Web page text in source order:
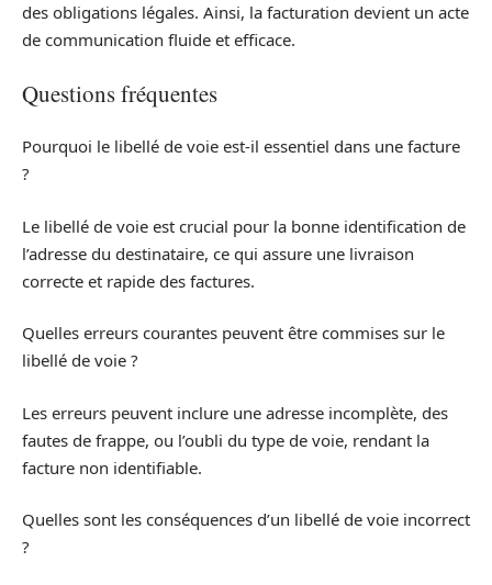
des obligations légales. Ainsi, la facturation devient un acte
de communication fluide et efficace.
Questions fréquentes
Pourquoi le libellé de voie est-il essentiel dans une facture
?
Le libellé de voie est crucial pour la bonne identification de
l’adresse du destinataire, ce qui assure une livraison
correcte et rapide des factures.
Quelles erreurs courantes peuvent être commises sur le
libellé de voie ?
Les erreurs peuvent inclure une adresse incomplète, des
fautes de frappe, ou l’oubli du type de voie, rendant la
facture non identifiable.
Quelles sont les conséquences d’un libellé de voie incorrect
?